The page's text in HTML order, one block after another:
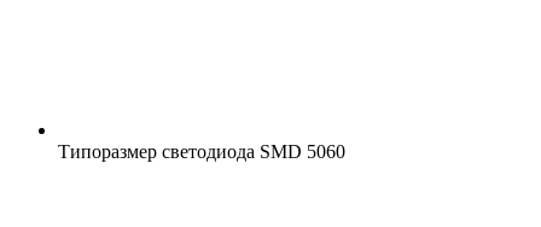
Типоразмер светодиода SMD 5060